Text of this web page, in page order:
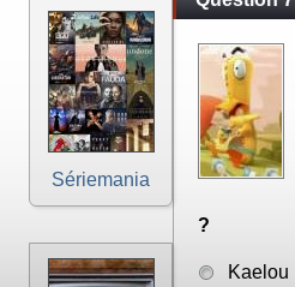
Sériemania
?
Kaelou